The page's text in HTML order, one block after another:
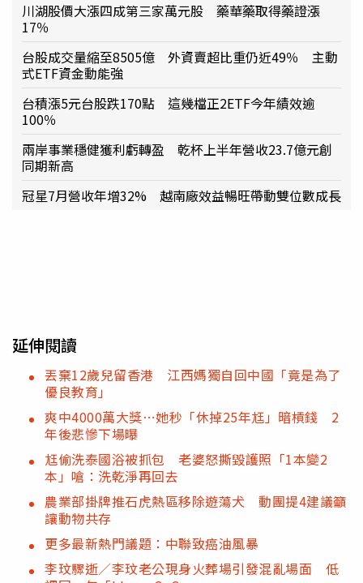
川湖股價大漲四成第三家萬元股 藥華藥取得藥證漲
17％
台股成交量縮至8505億 外資賣超比重仍近49％ 主動
式ETF資金動能強
台積漲5元台股跌170點 這幾檔正2ETF今年績效逾
100％
兩岸事業穩健獲利虧轉盈 乾杯上半年營收23.7億元創
同期新高
冠星7月營收年增32% 越南廠效益暢旺帶動雙位數成長
延伸閱讀
丟棄12歲兒留香港 江西媽獨自回中國「竟是為了
優良教育」
爽中4000萬大獎⋯她秒「休掉25年尪」暗槓錢 2
年後悲慘下場曝
尪偷洗泰國浴被抓包 老婆怒撕毀護照「1本變2
本」嗆：洗乾淨再回去
農業部掛牌推石虎熱區移除遊蕩犬 動團提4建議籲
讓動物共存
更多最新熱門議題：中聯致癌油風暴
李玟驟逝／李玟老公現身火葬場引發混亂場面 低